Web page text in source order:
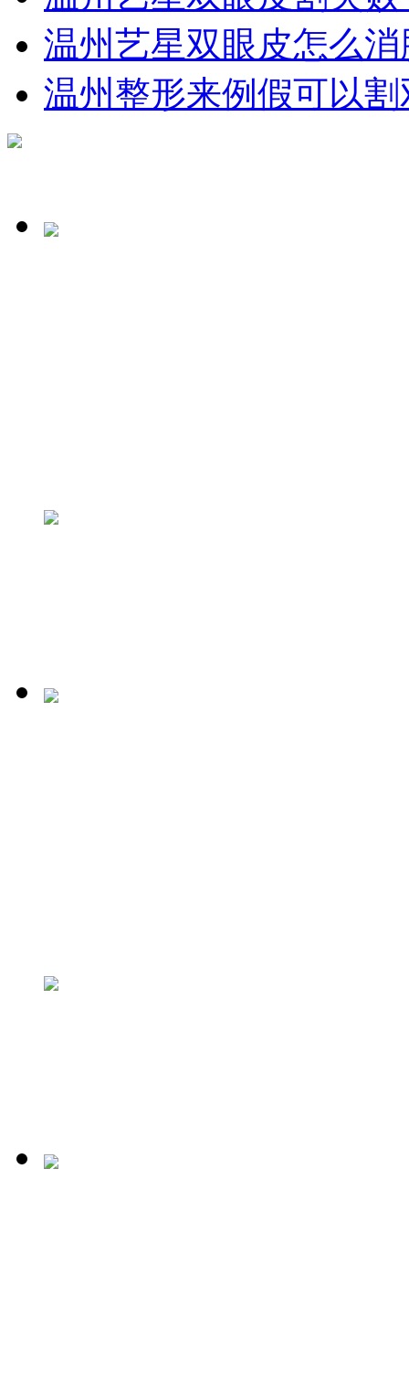
温州艺星双眼皮怎么
温州整形来例假可以